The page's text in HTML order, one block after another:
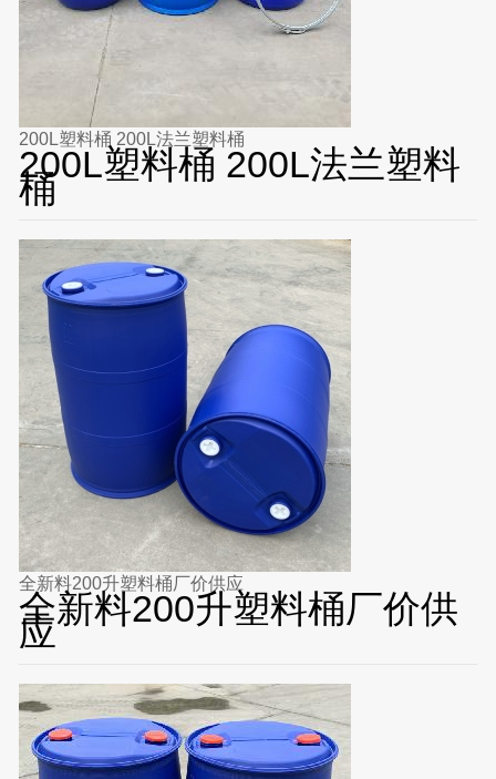
200L塑料桶 200L法兰塑料桶
200L塑料桶 200L法兰塑料
桶
全新料200升塑料桶厂价供应
全新料200升塑料桶厂价供
应